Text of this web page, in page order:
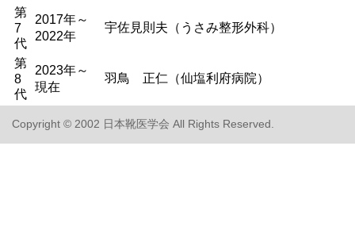
第
7
代
2017年～
2022年
宇佐見則夫（うさみ整形外科）
第
8
代
2023年～
現在
羽鳥 正仁（仙塩利府病院）
Copyright © 2002 日本靴医学会 All Rights Reserved.